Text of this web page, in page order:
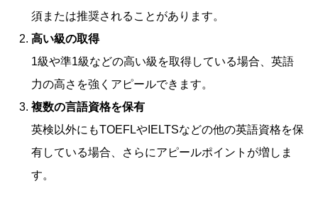
須または推奨されることがあります。
高い級の取得
1級や準1級などの高い級を取得している場合、英語
力の高さを強くアピールできます。
複数の言語資格を保有
英検以外にもTOEFLやIELTSなどの他の英語資格を保
有している場合、さらにアピールポイントが増しま
す。